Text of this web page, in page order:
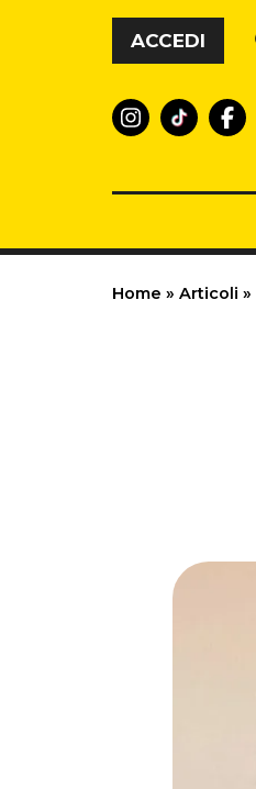
Vai al contenuto
ACCEDI
Home » Articoli »